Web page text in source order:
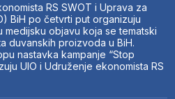
RS SWOT i Uprava za
BiH po četvrti put organizuju
objavu koja se tematski
duvanskih proizvoda u BiH.
nastavka kampanje “Stop
UIO i Udruženje ekonomista RS